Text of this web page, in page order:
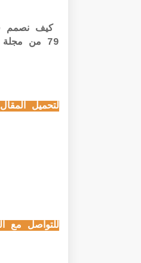
كيف نصمم
79 من مجلة الباحث العلمية - منشورات موقع الباحث العلمي - تقديم د محمد القاسمي
لتحميل
للتواصل مع